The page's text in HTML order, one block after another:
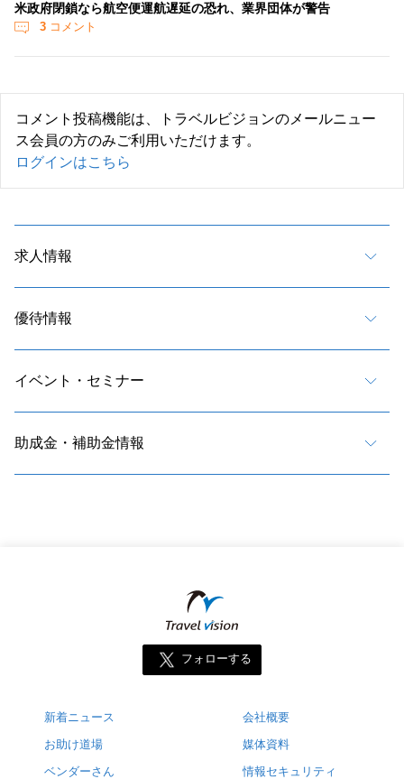
米政府閉鎖なら航空便運航遅延の恐れ、業界団体が警告
3 コメント
コメント投稿機能は、トラベルビジョンのメールニュー
ス会員の方のみご利用いただけます。
ログインはこちら
求人情報
優待情報
イベント・セミナー
助成金・補助金情報
フォローする
新着ニュース
お助け道場
ベンダーさん
会社概要
媒体資料
情報セキュリティ